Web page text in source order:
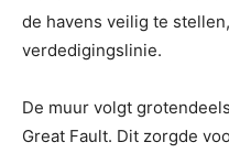
de havens veilig te
verdedigingslinie.
De muur volgt
Great Fault. Dit zorgde